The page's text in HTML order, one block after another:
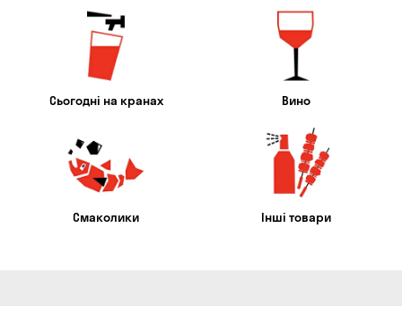
Сьогодні на кранах Вино
Смаколики Інші товари